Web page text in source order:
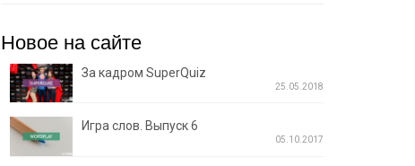
Новое на сайте
За кадром SuperQuiz
25.05.2018
Игра слов. Выпуск 6
05.10.2017